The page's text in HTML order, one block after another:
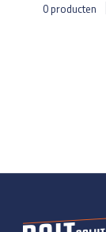
0 producten